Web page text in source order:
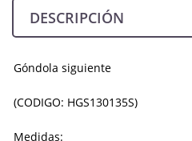
DESCRIPCIÓN
Góndola siguiente
(CODIGO: HGS130135S)
Medidas: